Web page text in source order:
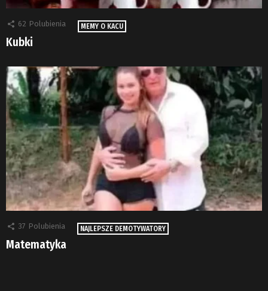
62 Polubienia MEMY O KACU
Kubki
37 Polubienia NAJLEPSZE DEMOTYWATORY
Matematyka